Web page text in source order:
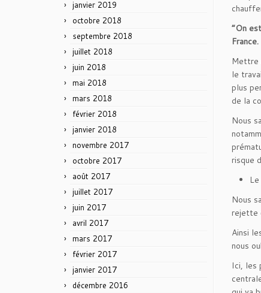
janvier 2019
octobre 2018
septembre 2018
juillet 2018
juin 2018
mai 2018
mars 2018
février 2018
janvier 2018
novembre 2017
octobre 2017
août 2017
juillet 2017
juin 2017
avril 2017
mars 2017
février 2017
janvier 2017
décembre 2016
“On
Mettre
le
plus
de la
Nous
risque
Nous
rejette
Ainsi
nous
Ici, les